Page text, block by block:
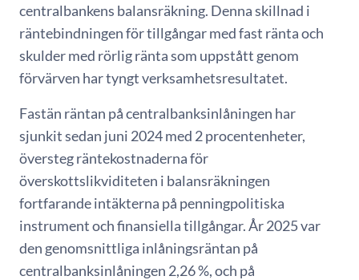
centralbankens balansräkning. Denna skillnad i
räntebindningen för tillgångar med fast ränta och
skulder med rörlig ränta som uppstått genom
förvärven har tyngt verksamhetsresultatet.
Fastän räntan på centralbanksinlåningen har
sjunkit sedan juni 2024 med 2 procentenheter,
översteg räntekostnaderna för
överskottslikviditeten i balansräkningen
fortfarande intäkterna på penningpolitiska
instrument och finansiella tillgångar. År 2025 var
den genomsnittliga inlåningsräntan på
centralbanksinlåningen 2,26 %, och på